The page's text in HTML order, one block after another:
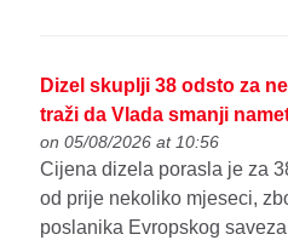
Dizel skuplji 38 odsto za
traži da Vlada smanji
on 05/08/2026 at 10:56
Cijena dizela porasla je za
od prije nekoliko mjeseci,
poslanika Evropskog